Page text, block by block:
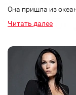
Она пришла из
Читать далее